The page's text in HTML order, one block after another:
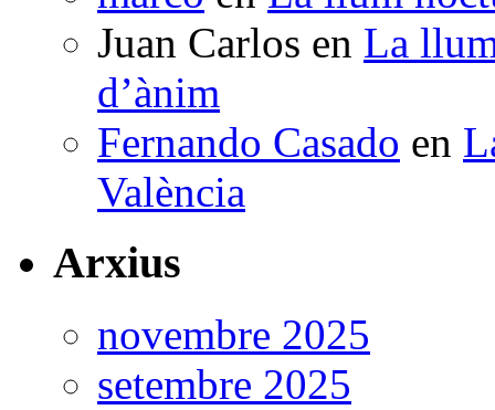
Juan Carlos en La
d’ànim
Fernando Casado en
València
Arxius
novembre 2025
setembre 2025